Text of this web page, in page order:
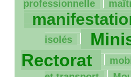
professionnelle
182/1062
847/1062
129/1062
isolés
985/1062
Rectorat
51/1062